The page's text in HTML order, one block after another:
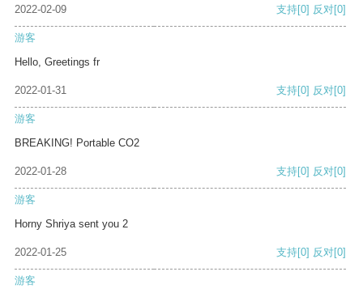
2022-02-09 支持[0] 反对[0]
游客
Hello, Greetings fr
2022-01-31 支持[0] 反对[0]
游客
BREAKING! Portable CO2
2022-01-28 支持[0] 反对[0]
游客
Horny Shriya sent you 2
2022-01-25 支持[0] 反对[0]
游客